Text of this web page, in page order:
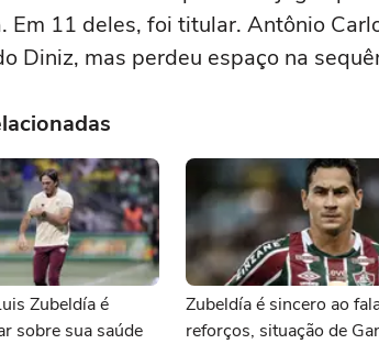
Em 11 deles, foi titular. Antônio
Diniz, mas perdeu espaço na
Zubeldía é
sobre sua saúde
Zubeldía é sincero ao
reforços, situação de